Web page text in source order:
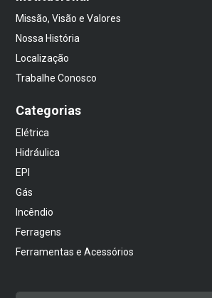
Missão, Visão e Valores
Nossa História
Localização
Trabalhe Conosco
Categorias
Elétrica
Hidráulica
EPI
Gás
Incêndio
Ferragens
Ferramentas e Acessórios